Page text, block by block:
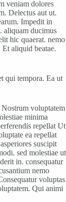
veniam dolores
Delectus aut ut.
Impedit in
aliquam ducimus
hic quaerat. nemo
aliquid beatae.
qui tempora. Ea ut
voluptatem
minima
repellat Ut
ea repellat
suscipit
sed molestiae ut
in. consequatur
nemo
voluptas
Qui animi